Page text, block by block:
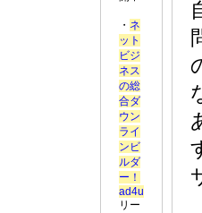
・ ネ
ット
ビジ
ネス
の総
合ダ
ウン
ライ
ンビ
ルダ
ー！
ad4u
リー